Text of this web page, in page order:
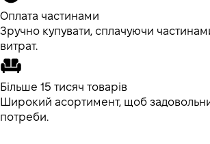
Оплата частинами
Зручно купувати, сплачуючи
витрат.
Більше 15 тисяч товарів
Широкий асортимент, щоб
потреби.